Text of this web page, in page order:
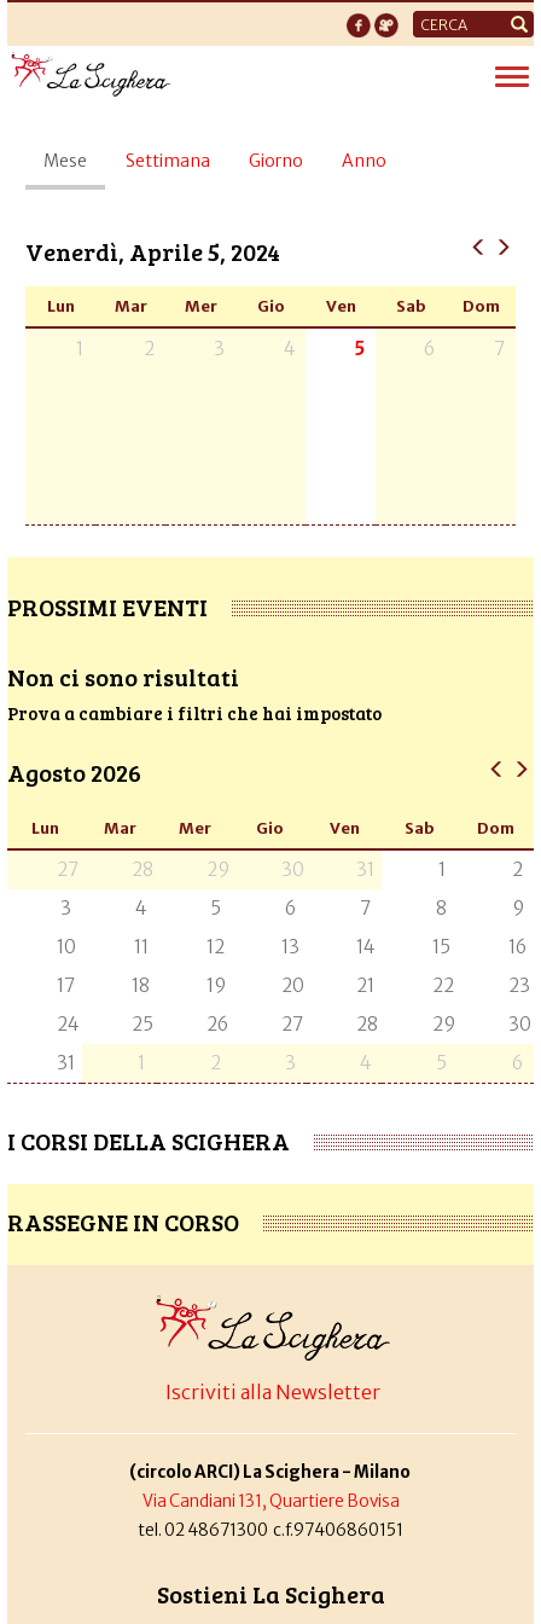
Form
di
ricerca
Schede
primarie
Mese (scheda
attiva)
Settimana Giorno Anno
Venerdì, Aprile 5, 2024
Lun Mar Mer Gio Ven Sab Dom
1 2 3 4 5 6 7
PROSSIMI EVENTI
Non ci sono risultati
Prova a cambiare i filtri che hai impostato
Agosto 2026
Lun Mar Mer Gio Ven Sab Dom
27 28 29 30 31 1
2
3
4 5 6 7 8
9
10
11 12 13 14 15
16
17
18 19 20 21 22
23
24
25 26 27 28 29
30
31
1 2 3 4 5 6
I CORSI DELLA SCIGHERA
RASSEGNE IN CORSO
Iscriviti alla Newsletter
(circolo ARCI) La Scighera - Milano
Via Candiani 131, Quartiere Bovisa
tel. 02 48671300 c.f.97406860151
Sostieni La Scighera